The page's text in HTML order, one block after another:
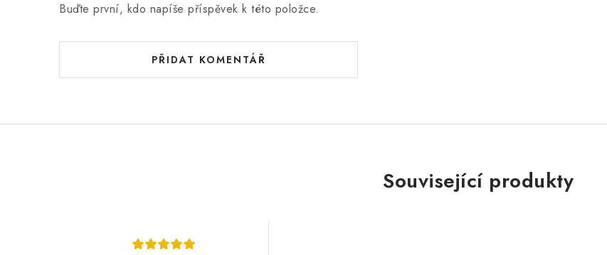
Buďte první, kdo napíše příspěvek k této položce.
PŘIDAT KOMENTÁŘ
Související produkty